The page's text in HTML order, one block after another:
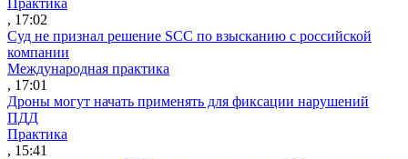
, 17:02
Суд не признал решение SCC по взысканию с российской
компании
Международная практика
, 17:01
Дроны могут начать применять для фиксации нарушений
ПДД
Практика
, 15:41